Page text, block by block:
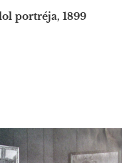
portréja, 1899